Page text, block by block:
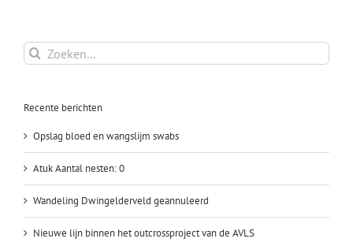
Zoeken
naar:
Recente berichten
Opslag bloed en wangslijm swabs
Atuk Aantal nesten: 0
Wandeling Dwingelderveld geannuleerd
Nieuwe lijn binnen het outcrossproject van de AVLS